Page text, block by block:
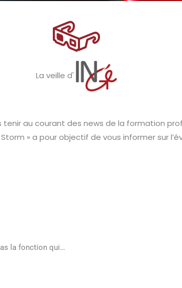
La veille d'
au courant des news de la formation
» a pour objectif de vous informer sur
la fonction qui…